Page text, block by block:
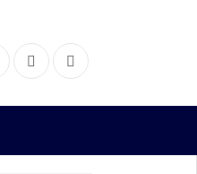
Twitter InstagramDribbble